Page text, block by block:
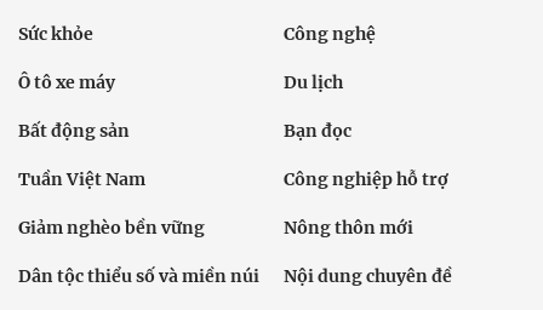
Sức khỏe Công nghệ
Ô tô xe máy Du lịch
Bất động sản Bạn đọc
Tuần Việt Nam Công nghiệp hỗ trợ
Giảm nghèo bền vững Nông thôn mới
Dân tộc thiểu số và miền núi Nội dung chuyên đề